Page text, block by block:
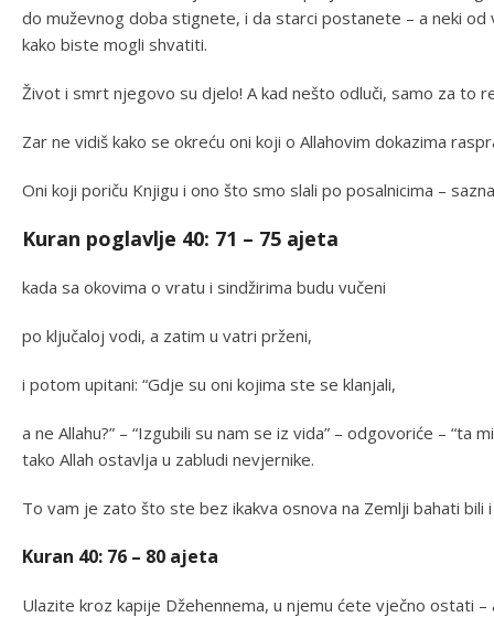
do muževnog doba stignete, i da starci postanete – a neki
kako biste mogli shvatiti.
Život i smrt njegovo su djelo! A kad nešto odluči, samo za to
Zar ne vidiš kako se okreću oni koji o Allahovim dokazima
Oni koji poriču Knjigu i ono što smo slali po posalnicima –
Kuran poglavlje 40: 71 – 75 ajeta
kada sa okovima o vratu i sindžirima budu vučeni
po ključaloj vodi, a zatim u vatri prženi,
i potom upitani: “Gdje su oni kojima ste se klanjali,
a ne Allahu?” – “Izgubili su nam se iz vida” – odgovoriće – “ta
tako Allah ostavlja u zabludi nevjernike.
To vam je zato što ste bez ikakva osnova na Zemlji bahati bili
Kuran 40: 76 – 80 ajeta
Ulazite kroz kapije Džehennema, u njemu ćete vječno ostati